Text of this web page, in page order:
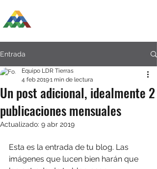
Entrada
Un post adicional, idealmente 2
publicaciones mensuales
Equipo LDR Tierras
4 feb 20191 min de lectura
Actualizado: 9 abr 2019
Esta es la entrada de tu blog. Las
imágenes que lucen bien harán que